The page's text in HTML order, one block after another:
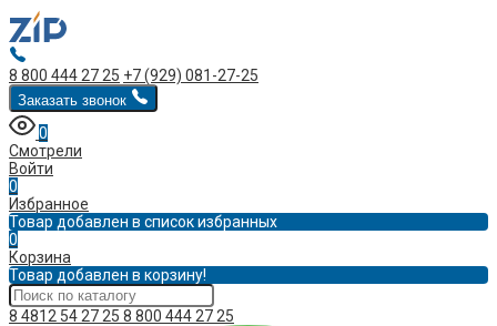
8 800 444 27 25 +7 (929) 081-27-25
Заказать звонок
0
Смотрели
Войти
0
Избранное
Товар добавлен в список избранных
0
Корзина
Товар добавлен в корзину!
8 4812 54 27 25 8 800 444 27 25